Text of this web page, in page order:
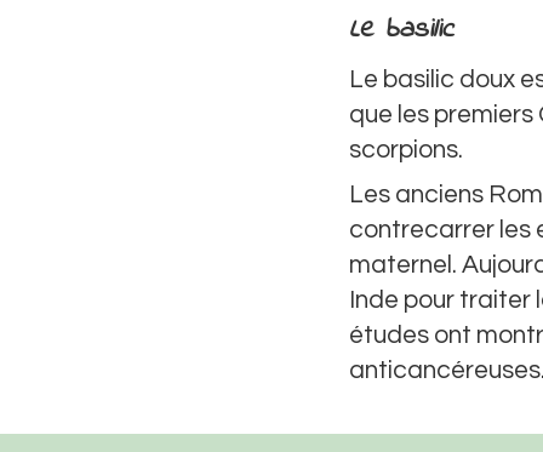
Le basilic
Le basilic doux
que les
scorpions.
Les anciens
contrecarrer les
maternel.
Inde pour traiter
études ont